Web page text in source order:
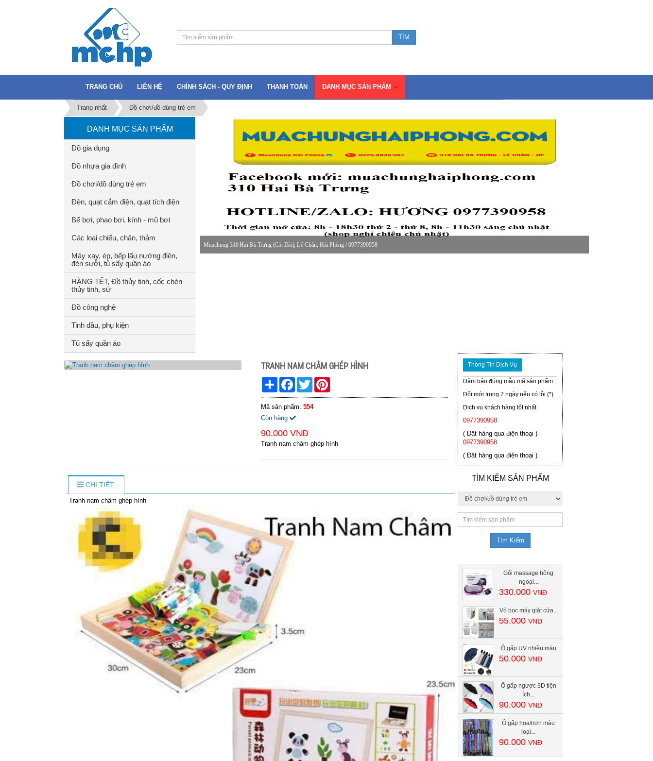
TRANG CHỦ LIÊN HỆ CHÍNH SÁCH - QUY ĐỊNH THANH TOÁN DANH MỤC SẢN PHẨM
Trang nhất Đồ chơi/đồ dùng trẻ em
DANH MỤC SẢN PHẨM
Đồ gia dụng
Đồ nhựa gia đình
Đồ chơi/đồ dùng trẻ em
Đèn, quạt cắm điện, quạt tích điện
Bể bơi, phao bơi, kính - mũ bơi
Các loại chiếu, chăn, thảm
Máy xay, ép, bếp lẩu nướng điện,
đèn sưởi, tủ sấy quần áo
HÀNG TẾT, Đồ thủy tinh, cốc chén
thủy tinh, sứ
Đồ công nghệ
Tinh dầu, phụ kiện
Tủ sấy quần áo
Muachung 310 Hai Bà Trưng (Cát Dài), Lê Chân, Hải Phòng / 0977390958
TRANH NAM CHÂM GHÉP HÌNH
Share FacebookTwitter
Mã sản phẩm: 554
Còn hàng
90.000 VNĐ
Tranh nam châm ghép hình
CHI TIẾT
Tranh nam châm ghép hình
Thông Tin Dịch Vụ
Đảm bảo đúng mẫu mã sản phẩm
Đổi mới trong 7 ngày nếu có lỗi (*)
Dịch vụ khách hàng tốt nhất
0977390958
( Đặt hàng qua điện thoại )
0977390958
( Đặt hàng qua điện thoại )
TÌM KIẾM SẢN PHẨM
Gối massage hồng
ngoại...
330.000VNĐ
Vỏ bọc máy giặt cửa...
55.000VNĐ
Ô gấp UV nhiều màu
50.000VNĐ
Ô gấp ngược 3D tiện
ích...
90.000VNĐ
Ô gấp hoa/trơn màu
loại...
90.000VNĐ